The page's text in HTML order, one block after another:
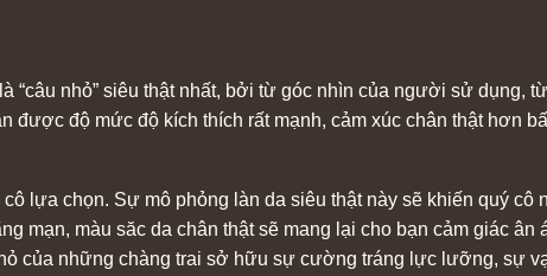
nhỏ” siêu thật nhất, bởi từ góc nhìn của người sử dụng,
được độ mức độ kích thích rất mạnh, cảm xúc chân thật hơn
lựa chọn. Sự mô phỏng làn da siêu thật này sẽ khiến quý cô
mạn, màu săc da chân thật sẽ mang lại cho bạn cảm giác ân
của những chàng trai sở hữu sự cường tráng lực lưỡng, sự